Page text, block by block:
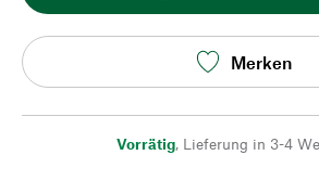
Merken
Vorrätig, Lieferung in 3-4